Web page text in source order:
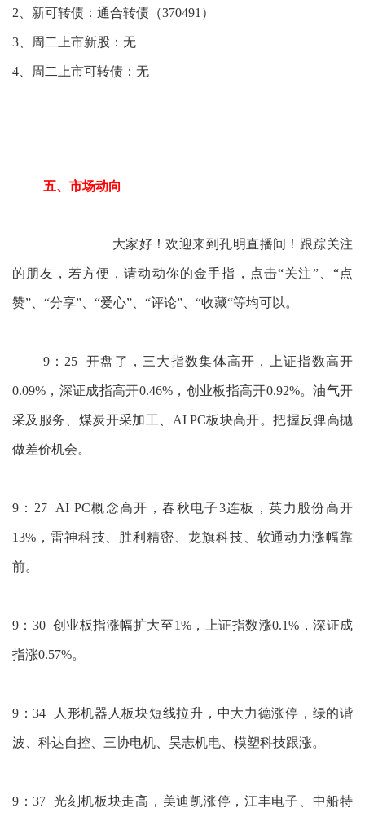
2、新可转债：通合转债（370491）
3、周二上市新股：无
4、周二上市可转债：无
五、市场动向
大家好！欢迎来到孔明直播间！跟踪关注
的朋友，若方便，请动动你的金手指，点击“关注”、“点
赞”、“分享”、“爱心”、“评论”、“收藏“等均可以。
9：25 开盘了，三大指数集体高开，上证指数高开
0.09%，深证成指高开0.46%，创业板指高开0.92%。油气开
采及服务、煤炭开采加工、AI PC板块高开。把握反弹高抛
做差价机会。
9：27 AI PC概念高开，春秋电子3连板，英力股份高开
13%，雷神科技、胜利精密、龙旗科技、软通动力涨幅靠
前。
9：30 创业板指涨幅扩大至1%，上证指数涨0.1%，深证成
指涨0.57%。
9：34 人形机器人板块短线拉升，中大力德涨停，绿的谐
波、科达自控、三协电机、昊志机电、模塑科技跟涨。
9：37 光刻机板块走高，美迪凯涨停，江丰电子、中船特